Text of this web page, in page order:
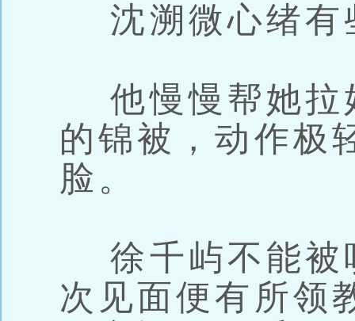
沈溯微心绪有
他慢慢帮她拉
的锦被，动作极
脸。
徐千屿不能被
次见面便有所领